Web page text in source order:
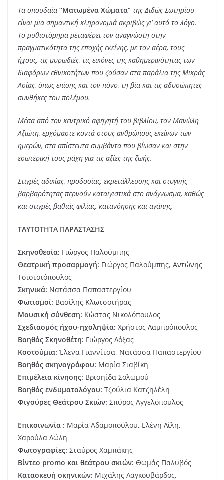
Τα σπουδαία “Ματωμένα Χώματα” της Διδώς Σωτηρίου
είναι μια σημαντική κληρονομιά ακριβώς γι’ αυτό το λόγο.
Το μυθιστόρημα μεταφέρει τον αναγνώστη στην
πραγματικότητα της εποχής εκείνης, με τον αέρα, τους
ήχους, τις μυρωδιές, τις εικόνες της καθημερινότητας των
διαφόρων εθνικοτήτων που ζούσαν στα παράλια της Μικράς
Ασίας, όπως επίσης και τον πόνο, τη βία και τις αδυσώπητες
συνθήκες του πολέμου.
Μέσα από τον κεντρικό αφηγητή του βιβλίου, τον Μανώλη
Αξιώτη, ερχόμαστε κοντά στους ανθρώπους εκείνων των
ημερών, στα απίστευτα συμβάντα που βίωσαν και στην
εσωτερική τους μάχη για τις αξίες της ζωής.
Στιγμές αδικίας, προδοσίας, εκμετάλλευσης και στυγνής
βαρβαρότητας περνούν καταιγιστικά στο ανάγνωσμα, καθώς
και στιγμές βαθιάς φιλίας, κατανόησης και αγάπης.
ΤΑΥΤΟΤΗΤΑ ΠΑΡΑΣΤΑΣΗΣ
Σκηνοθεσία: Γιώργος Παλούμπης
Θεατρική προσαρμογή: Γιώργος Παλούμπης, Αντώνης
Τσιοτσιόπουλος
Σκηνικά: Νατάσσα Παπαστεργίου
Φωτισμοί: Βασίλης Κλωτσοτήρας
Μουσική σύνθεση: Κώστας Νικολόπουλος
Σχεδιασμός ήχου-ηχοληψία: Χρήστος Λαμπρόπουλος
Βοηθός Σκηνοθέτη: Γιώργος Λόξας
Κοστούμια: Έλενα Γιαννίτσα, Νατάσσα Παπαστεργίου
Βοηθός σκηνογράφου: Μαρία Σιαβίκη
Επιμέλεια κίνησης: Βρισηίδα Σολωμού
Βοηθός ενδυματολόγου: Τζούλια Κατζηλέλη
Φιγούρες Θεάτρου Σκιών: Σπύρος Αγγελόπουλος
Επικοινωνία : Μαρία Αδαμοπούλου, Ελένη Λίλη,
Χαρούλα Λώλη
Φωτογραφίες: Σταύρος Χαμπάκης
Βίντεο promo και θεάτρου σκιών: Θωμάς Παλυβός
Κατασκευή σκηνικών: Μιχάλης Λαγκουβάρδος,